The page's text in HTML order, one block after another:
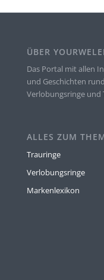
ÜBER
Das Portal mit allen
und Geschichten
Verlobungsringe und
ALLES ZUM
Trauringe
Verlobungsringe
Markenlexikon